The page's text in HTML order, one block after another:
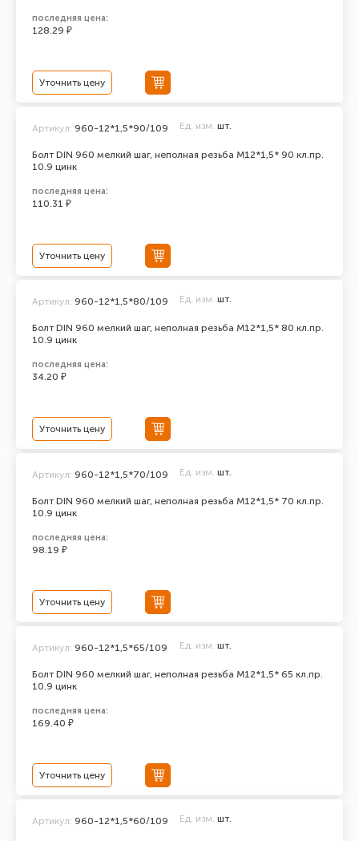
последняя цена:
128.29 ₽
Уточнить цену
Болт DIN 960 мелкий шаг, неполная резьба M12*1,5* 90 кл.пр.
10.9 цинк
Артикул: 960-12*1,5*90/109 Ед. изм. шт.
последняя цена:
110.31 ₽
Уточнить цену
Болт DIN 960 мелкий шаг, неполная резьба M12*1,5* 80 кл.пр.
10.9 цинк
Артикул: 960-12*1,5*80/109 Ед. изм. шт.
последняя цена:
34.20 ₽
Уточнить цену
Болт DIN 960 мелкий шаг, неполная резьба M12*1,5* 70 кл.пр.
10.9 цинк
Артикул: 960-12*1,5*70/109 Ед. изм. шт.
последняя цена:
98.19 ₽
Уточнить цену
Болт DIN 960 мелкий шаг, неполная резьба M12*1,5* 65 кл.пр.
10.9 цинк
Артикул: 960-12*1,5*65/109 Ед. изм. шт.
последняя цена:
169.40 ₽
Уточнить цену
Артикул: 960-12*1,5*60/109 Ед. изм. шт.